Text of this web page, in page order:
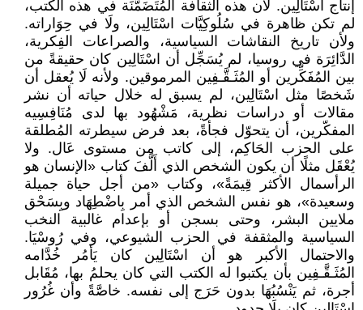
إنتاج اسْتَالِين. لأن هذه الثقافة المُتَضَمَّنَة في هذه الكتب،
لم تكن ظاهرة في سُلُوكِيَّات اسْتَالِين، ولَا في حِوَاراته.
ولأن تاريخ النقاشات السياسية، والصراعات الفِكرية،
الدَّائِرَة في روسيا، لم يُسَجِّل أن اسْتَالِين كان حقيقةً من
بين المُفَكِّرين أو المُثَـقَّـفِين المرموقين. ولأنه لَا يُعقل أن
شَخصًا مثل اسْتَالِين، لم يسبق له خلال حياته أن نشر
مقالات أو دراسات نظرية، مَشْهُود بها لدى مُنَافِسِيه
المفكّرين، أن يتحوّل فجأةً، بعد فرض سيطرته المُطلقة
على الحزب الحَاكِم، إلى كاتب من مستوى عَال. ولا
يُعْقَل مثلًا أن يكون الشخص الذي أَلَّفَ كتاب «الإنسان هو
الرأسمال الأكثر قِيمَةً»، وكتاب «من أجل حياة جميلة
وسعيدة»، هو نفس الشخص الذي أمر بِاضْطِهَاد وبِِسَحْق
ملايين البشر، وحتى بسجن أو بإعدام غالبية النخب
السياسية والمثقفة في الحزب الشيوعي، وفي رُوسْيَا.
والاحتمال الأكبر هو أن اسْتَالِين كان يَأمُر خُدَّامه
المُثَـقَّـفِين بأن يكتبوا له الكتب التي كان يحلمُ بها، مُقَابل
أجرة، ثم يَنْسُبُهَا بدون حَرَج إلى نفسه. خاصَّةً وأن غُرُور